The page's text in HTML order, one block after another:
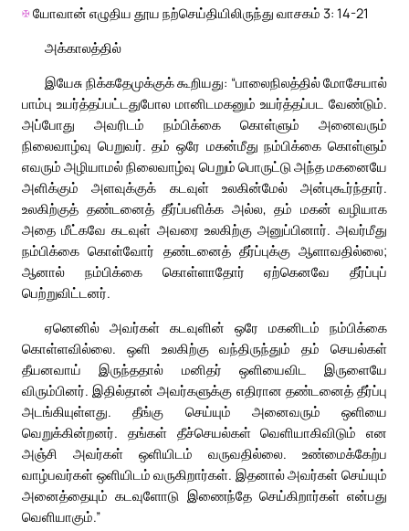
✠ யோவான் எழுதிய தூய நற்செய்தியிலிருந்து வாசகம் 3: 14-21
அக்காலத்தில்
இயேசு நிக்கதேமுக்குக் கூறியது: “பாலைநிலத்தில் மோசேயால்
பாம்பு உயர்த்தப்பட்டதுபோல மானிடமகனும் உயர்த்தப்பட வேண்டும்.
அப்போது அவரிடம் நம்பிக்கை கொள்ளும் அனைவரும்
நிலைவாழ்வு பெறுவர். தம் ஒரே மகன்மீது நம்பிக்கை கொள்ளும்
எவரும் அழியாமல் நிலைவாழ்வு பெறும் பொருட்டு அந்த மகனையே
அளிக்கும் அளவுக்குக் கடவுள் உலகின்மேல் அன்புகூர்ந்தார்.
உலகிற்குத் தண்டனைத் தீர்ப்பளிக்க அல்ல, தம் மகன் வழியாக
அதை மீட்கவே கடவுள் அவரை உலகிற்கு அனுப்பினார். அவர்மீது
நம்பிக்கை கொள்வோர் தண்டனைத் தீர்ப்புக்கு ஆளாவதில்லை;
ஆனால் நம்பிக்கை கொள்ளாதோர் ஏற்கெனவே தீர்ப்புப்
பெற்றுவிட்டனர்.
ஏனெனில் அவர்கள் கடவுளின் ஒரே மகனிடம் நம்பிக்கை
கொள்ளவில்லை. ஒளி உலகிற்கு வந்திருந்தும் தம் செயல்கள்
தீயனவாய் இருந்ததால் மனிதர் ஒளியைவிட இருளையே
விரும்பினர். இதில்தான் அவர்களுக்கு எதிரான தண்டனைத் தீர்ப்பு
அடங்கியுள்ளது. தீங்கு செய்யும் அனைவரும் ஒளியை
வெறுக்கின்றனர். தங்கள் தீச்செயல்கள் வெளியாகிவிடும் என
அஞ்சி அவர்கள் ஒளியிடம் வருவதில்லை. உண்மைக்கேற்ப
வாழ்பவர்கள் ஒளியிடம் வருகிறார்கள். இதனால் அவர்கள் செய்யும்
அனைத்தையும் கடவுளோடு இணைந்தே செய்கிறார்கள் என்பது
வெளியாகும்.”